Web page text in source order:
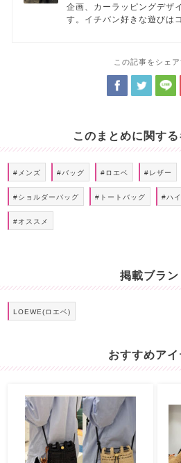
企画、カーラッピングデザ
す。イチバン好きな遊びは
この記事をシェア
このまとめに関す
#メンズ #バッグ #ロエベ #レザー
#ショルダーバッグ #トートバッグ #ハ
#オススメ
掲載ブラン
LOEWE(ロエベ)
おすすめアイ